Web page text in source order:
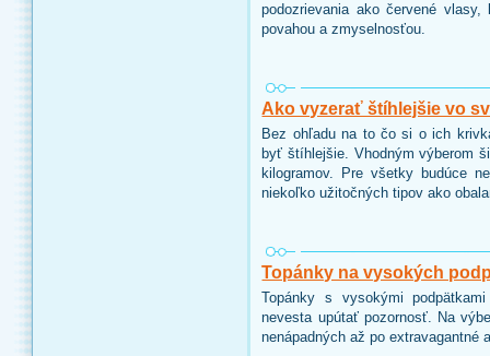
podozrievania ako červené
povahou a zmyselnosťou.
Ako vyzerať štíhlejšie vo
Bez ohľadu na to čo si o ich
byť štíhlejšie. Vhodným výberom
kilogramov. Pre všetky budúce
niekoľko užitočných tipov ako
Topánky na vysokých
Topánky s vysokými
nevesta upútať pozornosť. Na
nenápadných až po extravagantné